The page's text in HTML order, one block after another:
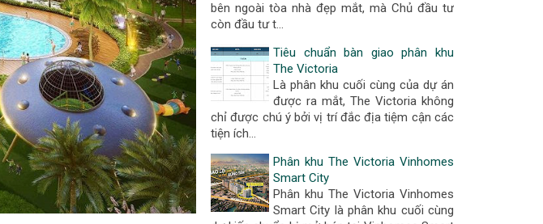
bên ngoài tòa nhà đẹp mắt, mà Chủ đầu tư
còn đầu tư t…
Tiêu chuẩn bàn giao phân khu
The Victoria
Là phân khu cuối cùng của dự án
được ra mắt, The Victoria không
chỉ được chú ý bởi vị trí đắc địa tiệm cận các
tiện ích…
Phân khu The Victoria Vinhomes
Smart City
Phân khu The Victoria Vinhomes
Smart City là phân khu cuối cùng